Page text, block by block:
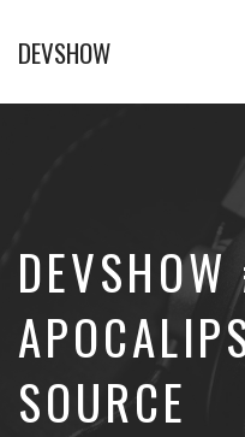
DEVSHOW
em
SOURCE